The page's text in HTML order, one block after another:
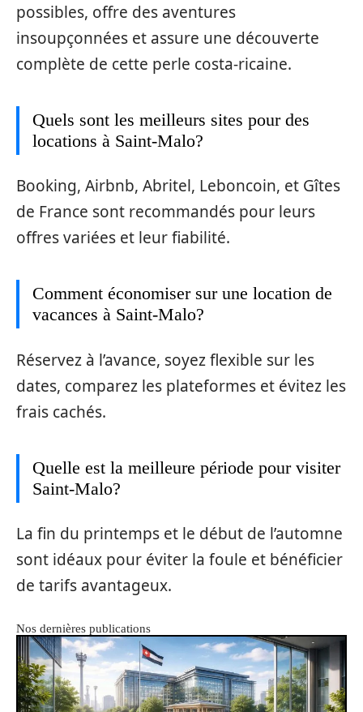
possibles, offre des aventures
insoupçonnées et assure une découverte
complète de cette perle costa-ricaine.
Quels sont les meilleurs sites pour des
locations à Saint-Malo?
Booking, Airbnb, Abritel, Leboncoin, et Gîtes
de France sont recommandés pour leurs
offres variées et leur fiabilité.
Comment économiser sur une location de
vacances à Saint-Malo?
Réservez à l’avance, soyez flexible sur les
dates, comparez les plateformes et évitez les
frais cachés.
Quelle est la meilleure période pour visiter
Saint-Malo?
La fin du printemps et le début de l’automne
sont idéaux pour éviter la foule et bénéficier
de tarifs avantageux.
Nos dernières publications